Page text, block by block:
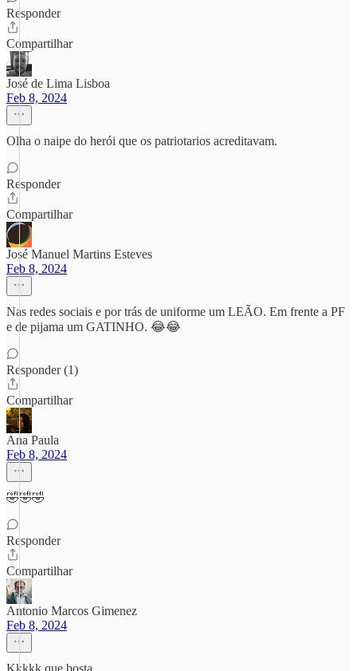
Responder
Compartilhar
José de Lima Lisboa
Feb 8, 2024
Olha o naipe do herói que os patriotarios acreditavam.
Responder
Compartilhar
José Manuel Martins Esteves
Feb 8, 2024
Nas redes sociais e por trás de uniforme um LEÃO. Em frente a PF
e de pijama um GATINHO. 😂😂
Responder (1)
Compartilhar
Ana Paula
Feb 8, 2024
🤣🤣🤣
Responder
Compartilhar
Antonio Marcos Gimenez
Feb 8, 2024
Kkkkk que bosta